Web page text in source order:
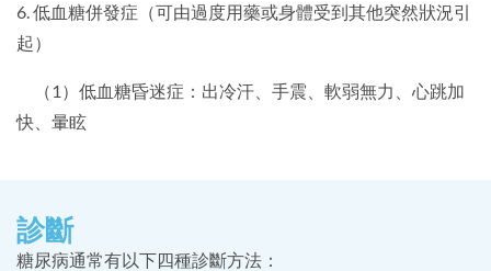
6. 低血糖併發症（可由過度用藥或身體受到其他突然狀況引
起）
（1）低血糖昏迷症：出冷汗、手震、軟弱無力、心跳加
快、暈眩
診斷
糖尿病通常有以下四種診斷方法：